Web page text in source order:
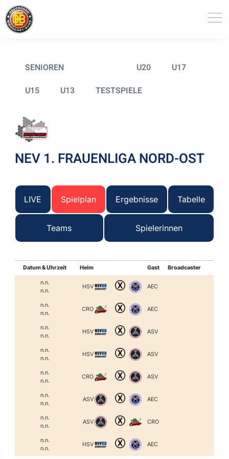
SENIOREN U20
U17
U15
U13 TESTSPIELE
NEV 1. FRAUENLIGA NORD-OST
LIVE Spielplan Ergebnisse Tabelle
Teams Spielerinnen
Datum & Uhrzeit Heim Gast Broadcaster
n.n.
n.n.
HSV AEC
n.n.
n.n.
CRO AEC
n.n.
n.n.
HSV ASV
n.n.
n.n.
HSV ASV
n.n.
n.n.
CRO ASV
n.n.
n.n.
ASV AEC
n.n.
n.n.
ASV CRO
n.n.
n.n.
HSV AEC